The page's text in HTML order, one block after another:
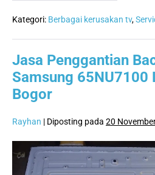
Hidup
Tidak
Gambar:
Penyebab
&
Solusinya
Kategori: Berbagai kerusakan tv,
Jasa Penggantian
Samsung 65NU7100
Bogor
Rayhan | Diposting pada 20
Jasa
Penggantian